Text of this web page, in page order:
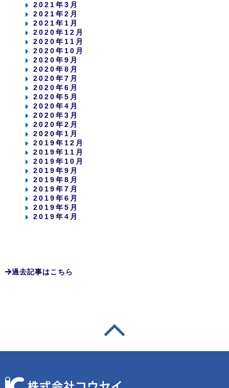
2021年3月
2021年2月
2021年1月
2020年12月
2020年11月
2020年10月
2020年9月
2020年8月
2020年7月
2020年6月
2020年5月
2020年4月
2020年3月
2020年2月
2020年1月
2019年12月
2019年11月
2019年10月
2019年9月
2019年8月
2019年7月
2019年6月
2019年5月
2019年4月
過去記事はこちら